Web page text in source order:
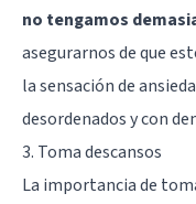
no tengamos
asegurarnos de que
la sensación de
desordenados y con
3. Toma descansos
La importancia de